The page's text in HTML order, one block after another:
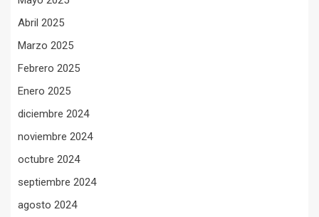
Abril 2025
Marzo 2025
Febrero 2025
Enero 2025
diciembre 2024
noviembre 2024
octubre 2024
septiembre 2024
agosto 2024